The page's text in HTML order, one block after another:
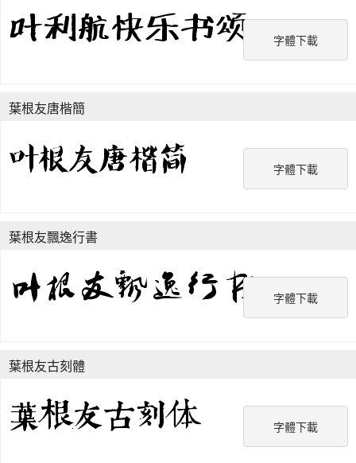
字體下載
字體下載
葉根友唐楷簡
字體下載
葉根友飄逸行書
字體下載
葉根友古刻體